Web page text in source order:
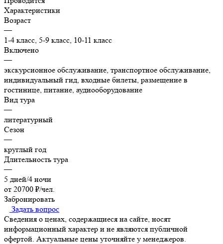
Характеристики
Возраст
—
1-4 класс, 5-9 класс, 10-11 класс
Включено
—
экскурсионное обслуживание, транспортное обслуживание,
индивидуальный гид, входные билеты, размещение в
гостинице, питание, аудиооборудование
Вид тура
—
литературный
Сезон
—
круглый год
Длительность тура
—
5 дней/4 ночи
от 20700 ₽/чел.
Забронировать
Задать вопрос
Сведения о ценах, содержащиеся на сайте, носят
информационный характер и не являются публичной
офертой. Актуальные цены уточняйте у менеджеров.